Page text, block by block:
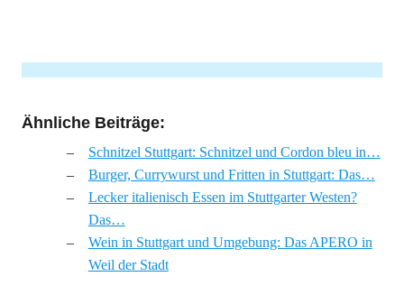
Ähnliche Beiträge:
Schnitzel Stuttgart: Schnitzel und Cordon bleu in…
Burger, Currywurst und Fritten in Stuttgart: Das…
Lecker italienisch Essen im Stuttgarter Westen?
Das…
Wein in Stuttgart und Umgebung: Das APERO in
Weil der Stadt